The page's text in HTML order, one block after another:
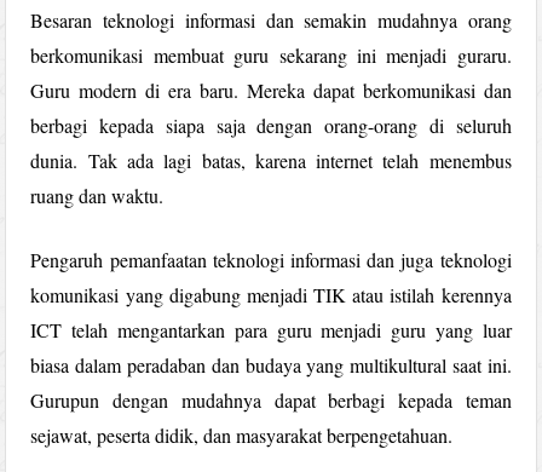
Besaran teknologi informasi dan semakin mudahnya orang
berkomunikasi membuat guru sekarang ini menjadi guraru.
Guru modern di era baru. Mereka dapat berkomunikasi dan
berbagi kepada siapa saja dengan orang-orang di seluruh
dunia. Tak ada lagi batas, karena internet telah menembus
ruang dan waktu.
Pengaruh pemanfaatan teknologi informasi dan juga teknologi
komunikasi yang digabung menjadi TIK atau istilah kerennya
ICT telah mengantarkan para guru menjadi guru yang luar
biasa dalam peradaban dan budaya yang multikultural saat ini.
Gurupun dengan mudahnya dapat berbagi kepada teman
sejawat, peserta didik, dan masyarakat berpengetahuan.